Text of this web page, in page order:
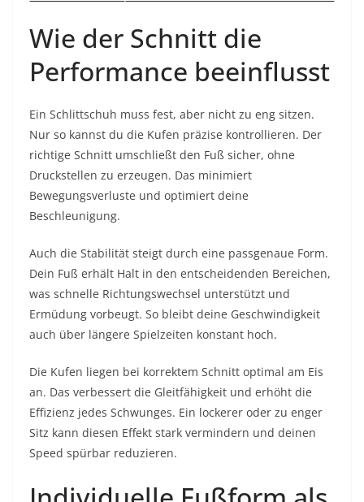
Wie der Schnitt die
Performance beeinflusst
Ein Schlittschuh muss fest, aber nicht zu eng sitzen.
Nur so kannst du die Kufen präzise kontrollieren. Der
richtige Schnitt umschließt den Fuß sicher, ohne
Druckstellen zu erzeugen. Das minimiert
Bewegungsverluste und optimiert deine
Beschleunigung.
Auch die Stabilität steigt durch eine passgenaue Form.
Dein Fuß erhält Halt in den entscheidenden Bereichen,
was schnelle Richtungswechsel unterstützt und
Ermüdung vorbeugt. So bleibt deine Geschwindigkeit
auch über längere Spielzeiten konstant hoch.
Die Kufen liegen bei korrektem Schnitt optimal am Eis
an. Das verbessert die Gleitfähigkeit und erhöht die
Effizienz jedes Schwunges. Ein lockerer oder zu enger
Sitz kann diesen Effekt stark vermindern und deinen
Speed spürbar reduzieren.